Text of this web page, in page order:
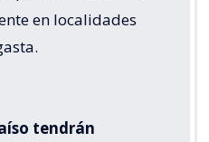
en localidades
tendrán